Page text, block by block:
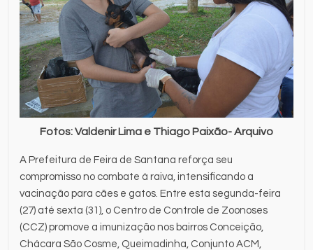
Fotos: Valdenir Lima e Thiago Paixão- Arquivo
A Prefeitura de Feira de Santana reforça seu
compromisso no combate à raiva, intensificando a
vacinação para cães e gatos. Entre esta segunda-feira
(27) até sexta (31), o Centro de Controle de Zoonoses
(CCZ) promove a imunização nos bairros Conceição,
Chácara São Cosme, Queimadinha, Conjunto ACM,